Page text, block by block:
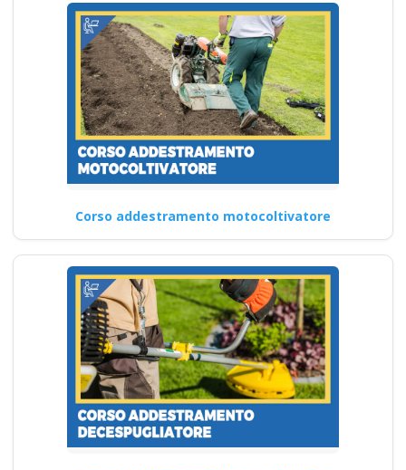
Corso addestramento motocoltivatore